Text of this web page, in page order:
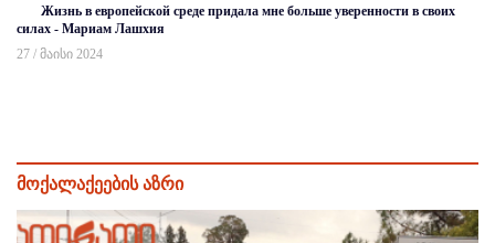
Жизнь в европейской среде придала мне больше уверенности в своих
силах - Мариам Лашхия
27 / მაისი 2024
მოქალაქეების აზრი